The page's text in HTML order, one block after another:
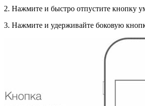
2. Нажмите и быстро отпустите кнопку
3. Нажмите и удерживайте боковую